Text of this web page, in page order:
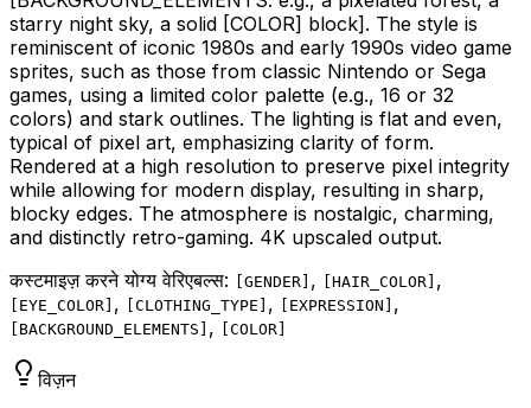
starry night sky, a solid [COLOR] block]. The style is
reminiscent of iconic 1980s and early 1990s video game
sprites, such as those from classic Nintendo or Sega
games, using a limited color palette (e.g., 16 or 32
colors) and stark outlines. The lighting is flat and even,
typical of pixel art, emphasizing clarity of form.
Rendered at a high resolution to preserve pixel integrity
while allowing for modern display, resulting in sharp,
blocky edges. The atmosphere is nostalgic, charming,
and distinctly retro-gaming. 4K upscaled output.
कस्टमाइज़ करने योग्य वेरिएबल्स:
GENDER , HAIR_COLOR ,
EYE_COLOR , CLOTHING_TYPE , EXPRESSION ,
BACKGROUND_ELEMENTS , COLOR
विज़न